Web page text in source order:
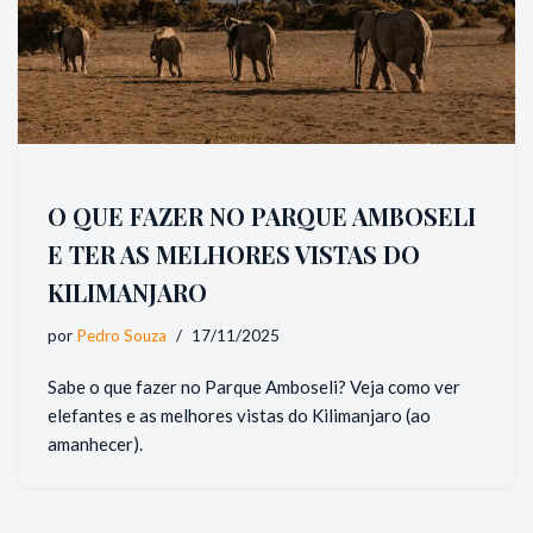
O QUE FAZER NO PARQUE AMBOSELI
E TER AS MELHORES VISTAS DO
KILIMANJARO
por Pedro Souza 17/11/2025
Sabe o que fazer no Parque Amboseli? Veja como ver
elefantes e as melhores vistas do Kilimanjaro (ao
amanhecer).